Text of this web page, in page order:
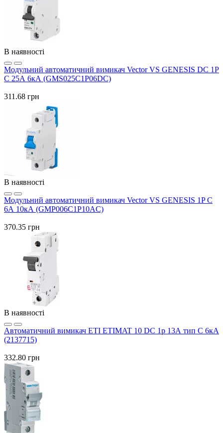
В наявності
Модульний автоматичний вимикач Vector VS GENESIS DC 1P
C 25А 6кА (GMS025C1P06DC)
311.68 грн
В наявності
Модульний автоматичний вимикач Vector VS GENESIS 1P C
6А 10кА (GMP006C1P10AC)
370.35 грн
В наявності
Автоматичний вимикач ETI ETIMAT 10 DC 1p 13А тип C 6кА
(2137715)
332.80 грн